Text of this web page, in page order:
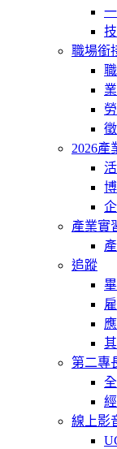
職場銜
2026產
產業實
追蹤
第二專
線上影